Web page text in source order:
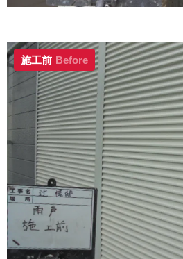
施工前 Before